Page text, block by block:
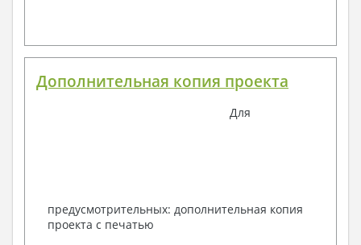
Дополнительная копия проекта
Для
предусмотрительных: дополнительная копия
проекта с печатью